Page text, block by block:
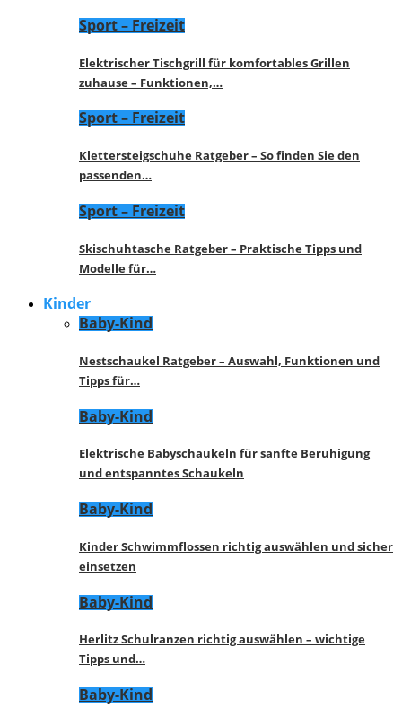
Sport – Freizeit
Elektrischer Tischgrill für komfortables Grillen
zuhause – Funktionen,…
Sport – Freizeit
Klettersteigschuhe Ratgeber – So finden Sie den
passenden…
Sport – Freizeit
Skischuhtasche Ratgeber – Praktische Tipps und
Modelle für…
Kinder
Baby-Kind
Nestschaukel Ratgeber – Auswahl, Funktionen und
Tipps für…
Baby-Kind
Elektrische Babyschaukeln für sanfte Beruhigung
und entspanntes Schaukeln
Baby-Kind
Kinder Schwimmflossen richtig auswählen und sicher
einsetzen
Baby-Kind
Herlitz Schulranzen richtig auswählen – wichtige
Tipps und…
Baby-Kind